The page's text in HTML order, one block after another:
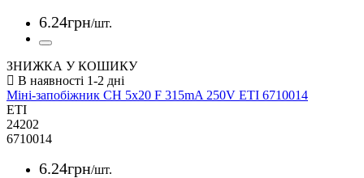
6.24грн/шт.
ЗНИЖКА У КОШИКУ
Міні-запобіжник CH 5x20 F 315mA 250V ETI 6710014
ETI
24202
6710014
6.24грн/шт.